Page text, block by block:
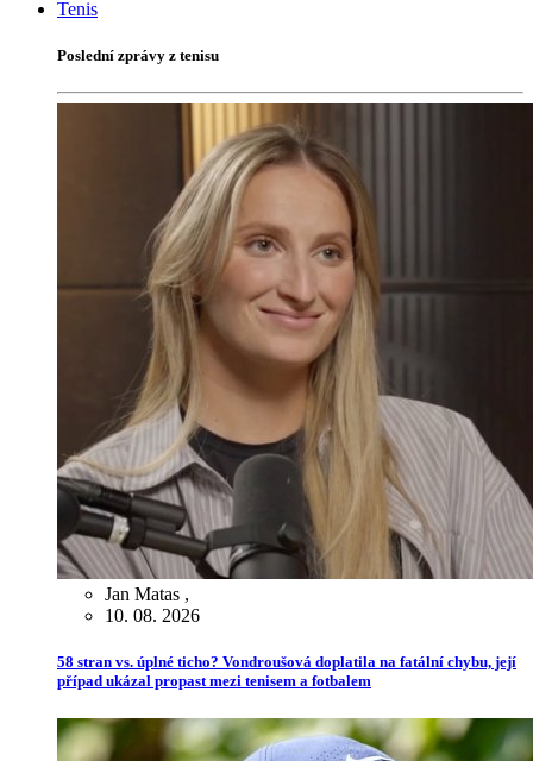
Tenis
Poslední zprávy z tenisu
Jan Matas ,
10. 08. 2026
58 stran vs. úplné ticho? Vondroušová doplatila na fatální chybu, její
případ ukázal propast mezi tenisem a fotbalem